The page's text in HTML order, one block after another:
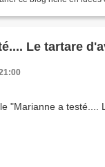
Le tartare